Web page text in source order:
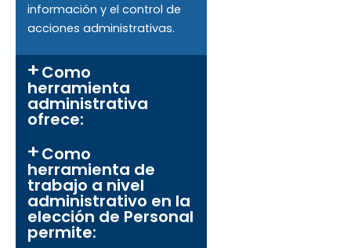
información y el control de
acciones administrativas.
Como
herramienta
administrativa
ofrece:
Como
herramienta de
trabajo a nivel
administrativo en la
elección de Personal
permite: